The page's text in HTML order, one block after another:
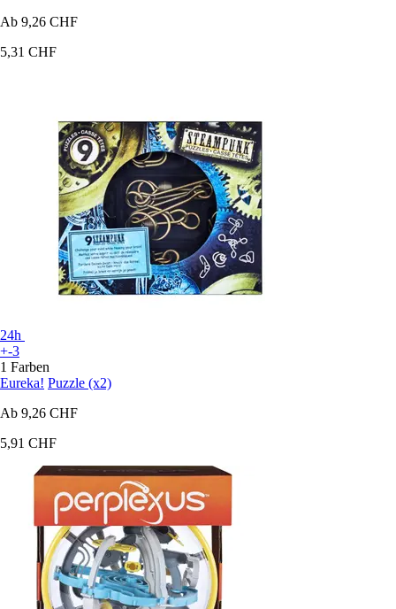
Ab 9,26 CHF
5,31 CHF
24h
+-3
1 Farben
Eureka! Puzzle (x2)
Ab 9,26 CHF
5,91 CHF